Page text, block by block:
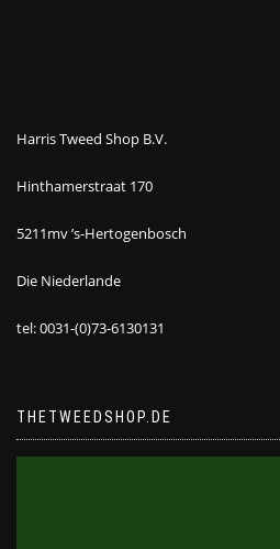
Harris Tweed Shop B.V.
Hinthamerstraat 170
5211mv ’s-Hertogenbosch
Die Niederlande
tel: 0031-(0)73-6130131
THETWEEDSHOP.DE